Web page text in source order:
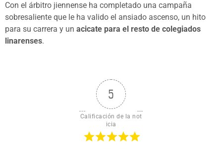
Con el árbitro jiennense ha completado una campaña
sobresaliente que le ha valido el ansiado ascenso, un hito
para su carrera y un acicate para el resto de colegiados
linarenses.
5
Calificación de la not
icia